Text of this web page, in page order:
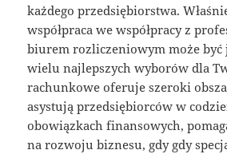
każdego przedsiębiorstwa.
współpraca we współpracy z
biurem rozliczeniowym może być
wielu najlepszych wyborów dla
rachunkowe oferuje szeroki
asystują przedsiębiorców w
obowiązkach finansowych,
na rozwoju biznesu, gdy gdy